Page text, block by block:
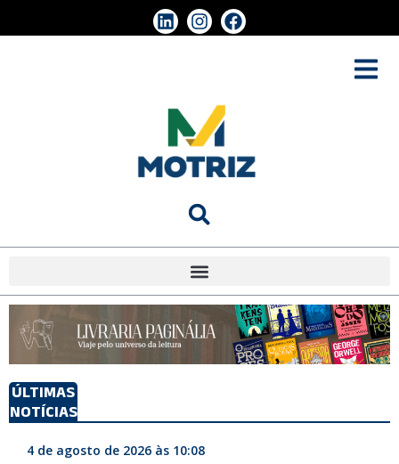
ÚLTIMAS
NOTÍCIAS
4 de agosto de 2026 às 10:08